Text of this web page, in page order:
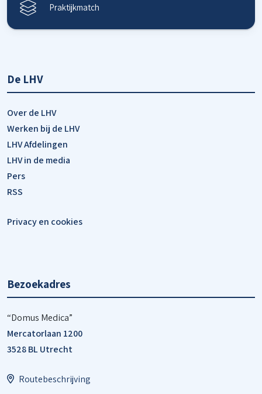
Praktijkmatch
De LHV
Over de LHV
Werken bij de LHV
LHV Afdelingen
LHV in de media
Pers
RSS
Privacy en cookies
Bezoekadres
“Domus Medica”
Mercatorlaan 1200
3528 BL Utrecht
Routebeschrijving